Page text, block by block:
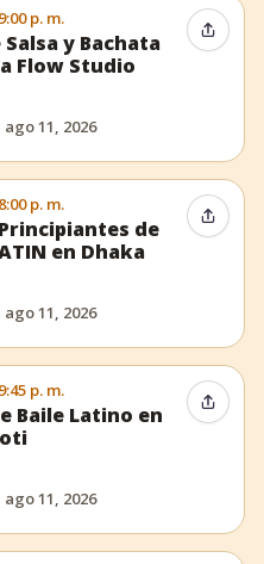
p. m.
Salsa y Bachata
Flow Studio
11, 2026
p. m.
de
en Dhaka
11, 2026
p. m.
Baile Latino en
11, 2026